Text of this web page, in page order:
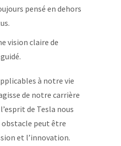
pensé en dehors
vision claire de
à notre vie
de notre carrière
de Tesla nous
obstacle peut être
et l’innovation.